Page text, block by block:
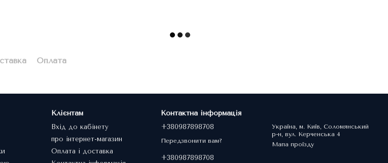
Оплата
Клієнтам
Вхід до кабінету
про інтернет-магазин
Оплата і доставка
Контактна інформація
+380987898708
Передзвонити вам?
+380987898708
Україна, м. Київ, Соломянський
р-н, вул. Керченська 4
Мапа проїзду